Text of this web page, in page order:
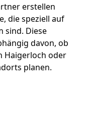
erstellen
die speziell auf
sind. Diese
davon, ob
Haigerloch oder
planen.